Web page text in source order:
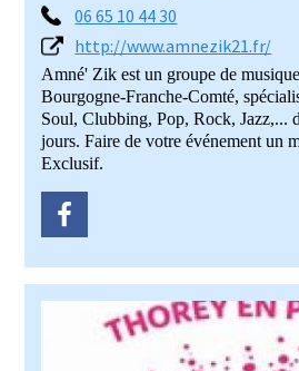
06 65 10 44 30
http://www.amnezik21.fr/
Amné' Zik est un groupe de
Bourgogne-Franche-Comté,
Soul, Clubbing, Pop, Rock, Jazz,...
jours. Faire de votre événement un
Exclusif.